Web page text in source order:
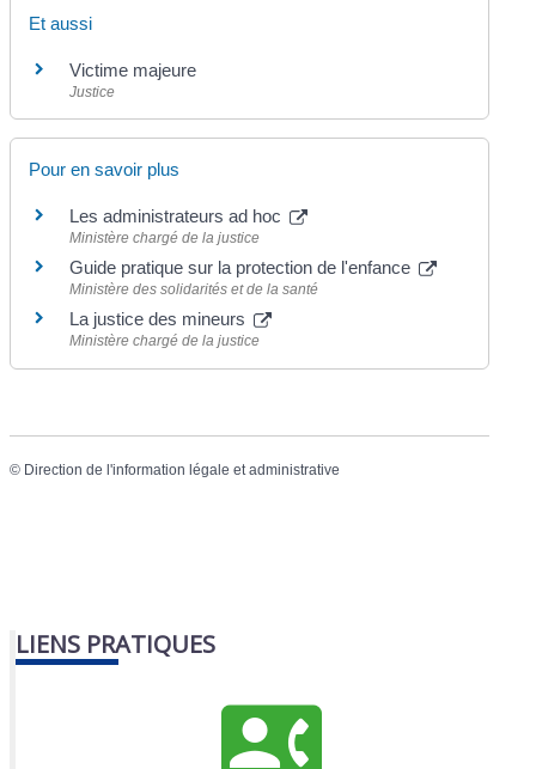
Et aussi
Victime majeure
Justice
Pour en savoir plus
Les administrateurs ad hoc
Ministère chargé de la justice
Guide pratique sur la protection de l'enfance
Ministère des solidarités et de la santé
La justice des mineurs
Ministère chargé de la justice
© Direction de l'information légale et administrative
LIENS PRATIQUES